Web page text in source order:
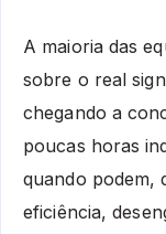
A maioria das
sobre o real
chegando a
poucas horas
quando podem,
eficiência,